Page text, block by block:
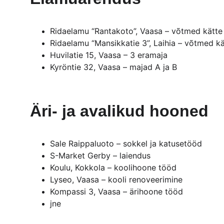
Ridaelamu “Rantakoto”, Vaasa – võtmed kätte
Ridaelamu “Mansikkatie 3”, Laihia – võtmed
Huvilatie 15, Vaasa – 3 eramaja
Kyröntie 32, Vaasa – majad A ja B
Äri- ja avalikud hooned
Sale Raippaluoto – sokkel ja katusetööd
S-Market Gerby – laiendus
Koulu, Kokkola – koolihoone tööd
Lyseo, Vaasa – kooli renoveerimine
Kompassi 3, Vaasa – ärihoone tööd
jne